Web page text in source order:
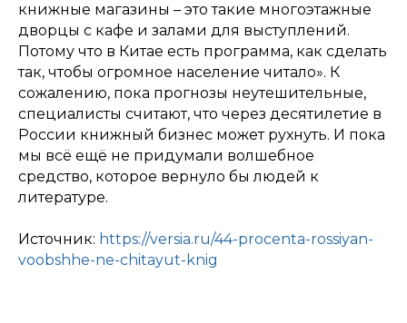
книжные магазины – это такие многоэтажные
дворцы с кафе и залами для выступлений.
Потому что в Китае есть программа, как сделать
так, чтобы огромное население читало». К
сожалению, пока прогнозы неутешительные,
специалисты считают, что через десятилетие в
России книжный бизнес может рухнуть. И пока
мы всё ещё не придумали волшебное
средство, которое вернуло бы людей к
литературе.
Источник: https://versia.ru/44-procenta-rossiyan-
voobshhe-ne-chitayut-knig